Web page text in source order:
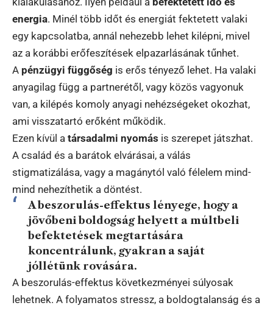
energia. Minél több időt és energiát fektetett valaki
egy kapcsolatba, annál nehezebb lehet kilépni, mivel
az a korábbi erőfeszítések elpazarlásának tűnhet.
A pénzügyi függőség is erős tényező lehet. Ha valaki
anyagilag függ a partnerétől, vagy közös vagyonuk
van, a kilépés komoly anyagi nehézségeket okozhat,
ami visszatartó erőként működik.
Ezen kívül a társadalmi nyomás is szerepet játszhat.
A család és a barátok elvárásai, a válás
stigmatizálása, vagy a magánytól való félelem mind-
mind nehezíthetik a döntést.
A beszorulás-effektus lényege, hogy a
jövőbeni boldogság helyett a múltbeli
befektetések megtartására
koncentrálunk, gyakran a saját
jóllétünk rovására.
A beszorulás-effektus következményei súlyosak
lehetnek. A folyamatos stressz, a boldogtalanság és a